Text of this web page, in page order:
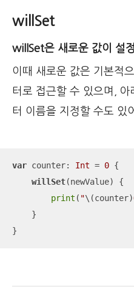
willSet
willSet은 새로운 값이 설
이때 새로운 값은 기본적
터로 접근할 수 있으며, 아
터 이름을 지정할 수도 있
var counter: Int = 0 {
willSet(newValue) {
print ( "\(counter)
    }
}